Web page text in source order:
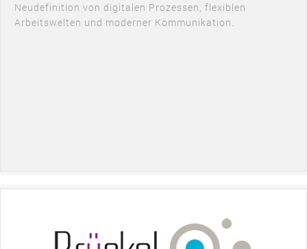
Neudefinition von digitalen Prozessen, flexiblen
Arbeitswelten und moderner Kommunikation.